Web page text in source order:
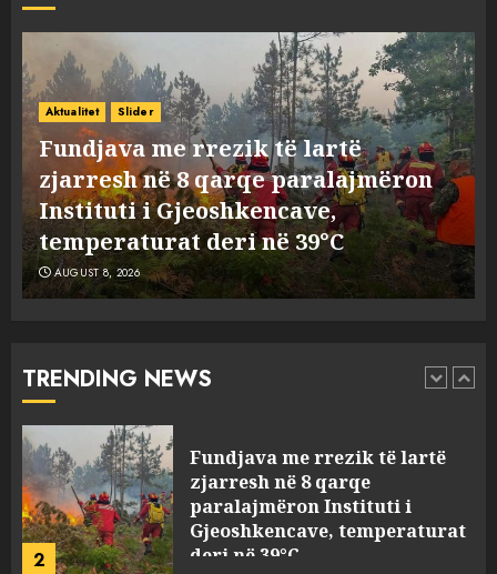
Aktualitet Slider
Fundjava me rrezik të lartë
zjarresh në 8 qarqe paralajmëron
Instituti i Gjeoshkencave,
temperaturat deri në 39°C
AUGUST 8, 2026
TRENDING NEWS
5 AUGUST 8, 2026
1
Ekzekuzohet me kallash i riu
në Korçë, shoku i fëmijërisë e
ndoqi vrenda pallatit dhe e
vrau: Çfarë thonë fqinjët
AUGUST 8, 2026
2
Fundjava me rrezik të lartë
deri në 39°C
3
“Kthehu në Shqipëri”/ Sulm
racist në rrjetet sociale ndaj
gazetarit grek me origjinë
shqiptare: Je mysafir këtu,
nuk duhet të flasësh!